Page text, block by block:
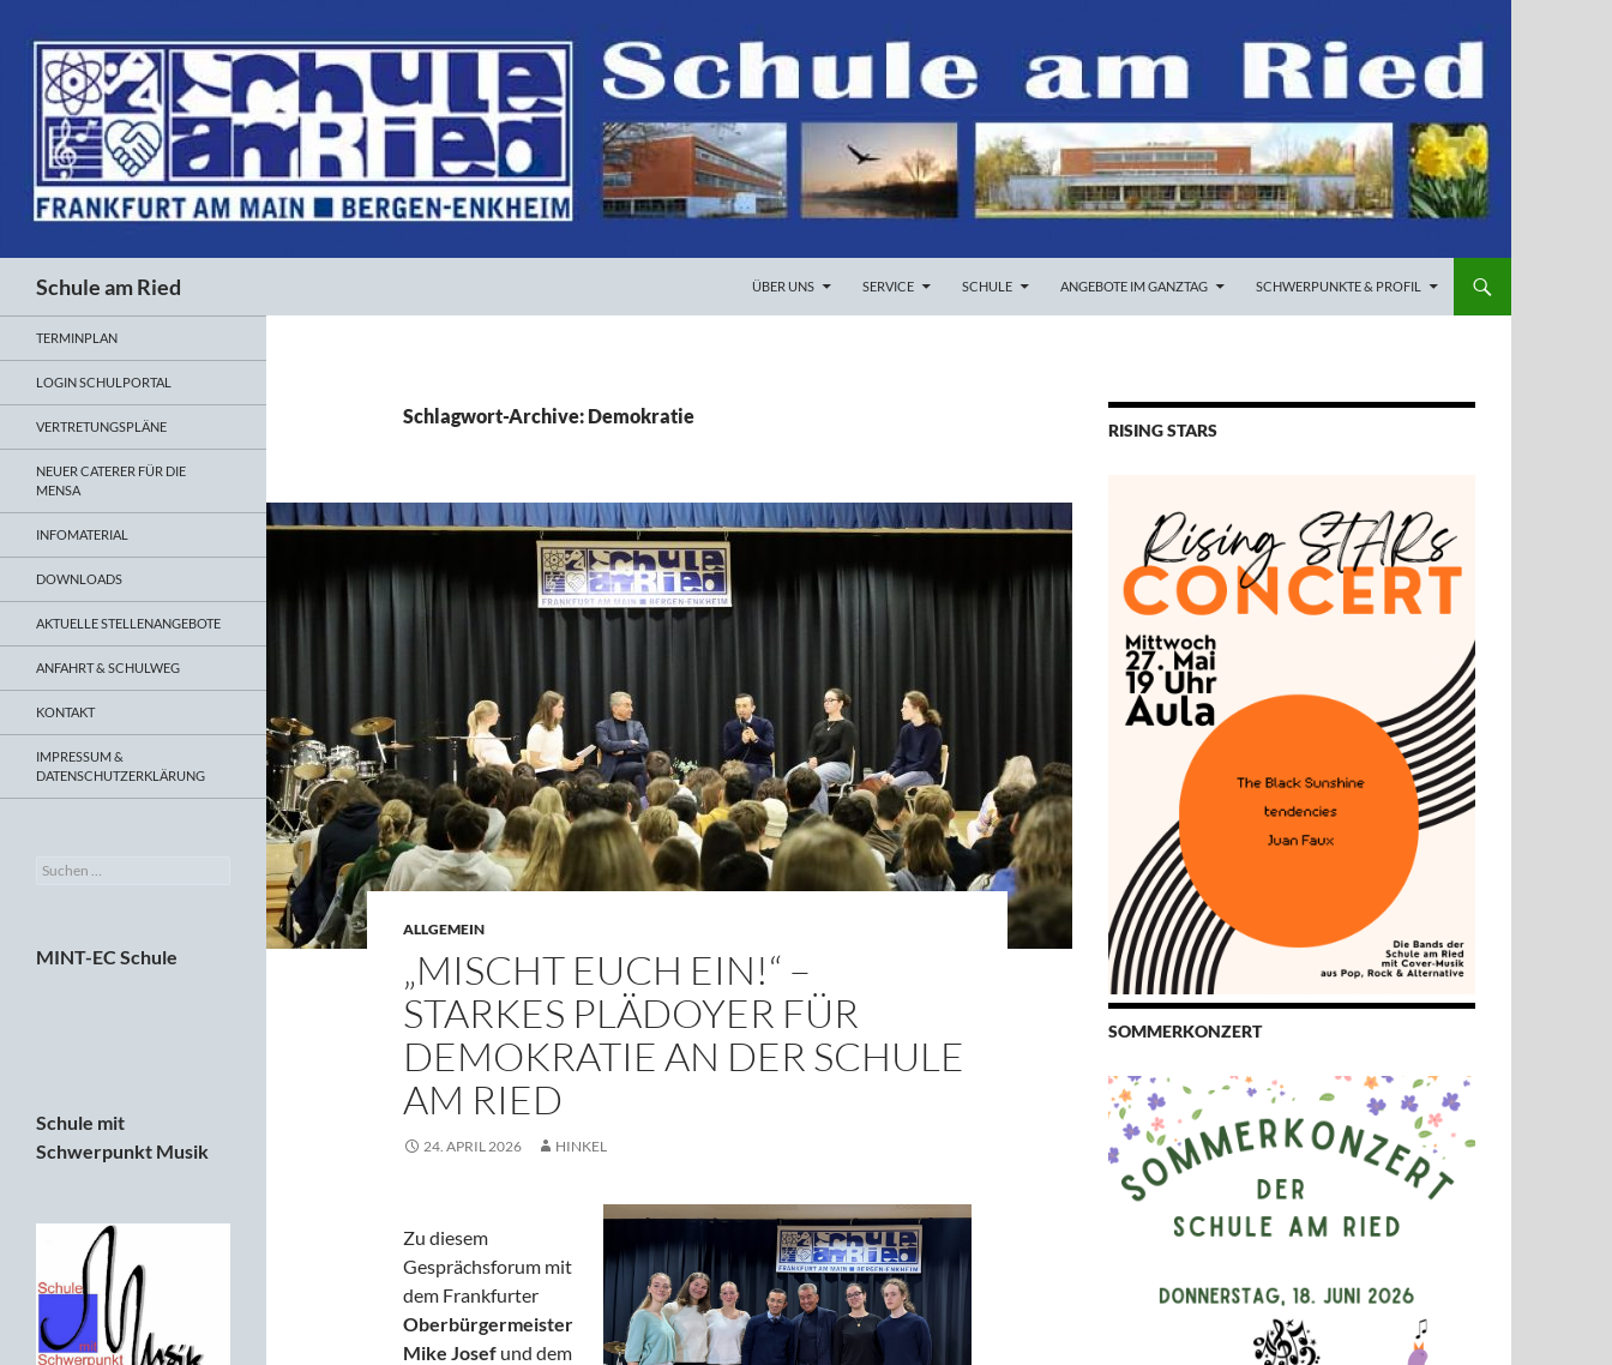
Schule am Ried
ÜBER UNS
SERVICE SCHULE ANGEBOTE IM GANZTAG SCHWERPUNKTE & PROFIL
Schlagwort-Archive: Demokratie
ALLGEMEIN
„MISCHT EUCH EIN!“ –
STARKES PLÄDOYER FÜR
DEMOKRATIE AN DER SCHULE
AM RIED
24. APRIL 2026 HINKEL
Zu diesem
Gesprächsforum mit
dem Frankfurter
Oberbürgermeister
Mike Josef und dem
RISING STARS
SOMMERKONZERT
TERMINPLAN
LOGIN SCHULPORTAL
VERTRETUNGSPLÄNE
NEUER CATERER FÜR DIE
MENSA
INFOMATERIAL
DOWNLOADS
AKTUELLE STELLENANGEBOTE
ANFAHRT & SCHULWEG
KONTAKT
IMPRESSUM &
DATENSCHUTZERKLÄRUNG
Suchen
MINT-EC Schule
Schule mit
Schwerpunkt Musik